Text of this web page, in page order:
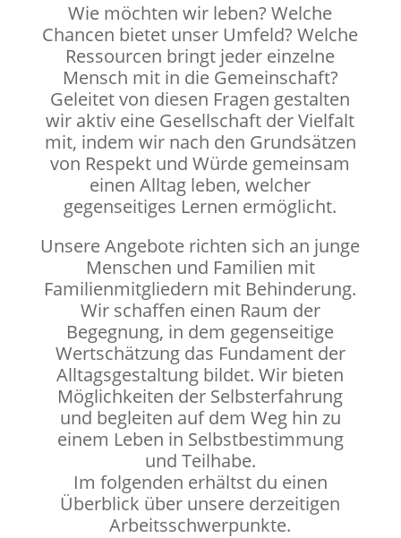
Wie möchten wir leben? Welche
Chancen bietet unser Umfeld? Welche
Ressourcen bringt jeder einzelne
Mensch mit in die Gemeinschaft?
Geleitet von diesen Fragen gestalten
wir aktiv eine Gesellschaft der Vielfalt
mit, indem wir nach den Grundsätzen
von Respekt und Würde gemeinsam
einen Alltag leben, welcher
gegenseitiges Lernen ermöglicht.
Unsere Angebote richten sich an junge
Menschen und Familien mit
Familienmitgliedern mit Behinderung.
Wir schaffen einen Raum der
Begegnung, in dem gegenseitige
Wertschätzung das Fundament der
Alltagsgestaltung bildet. Wir bieten
Möglichkeiten der Selbsterfahrung
und begleiten auf dem Weg hin zu
einem Leben in Selbstbestimmung
und Teilhabe.
Im folgenden erhältst du einen
Überblick über unsere derzeitigen
Arbeitsschwerpunkte.